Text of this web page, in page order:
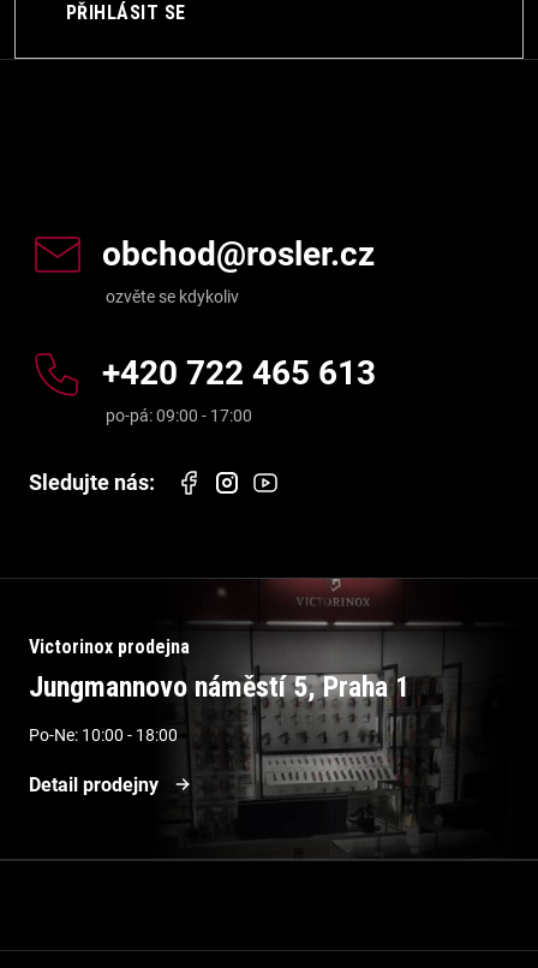
PŘIHLÁSIT SE
obchod@rosler.cz
+420 722 465 613
Victorinox prodejna
Jungmannovo náměstí 5, Praha 1
Po-Ne: 10:00 - 18:00
Detail prodejny